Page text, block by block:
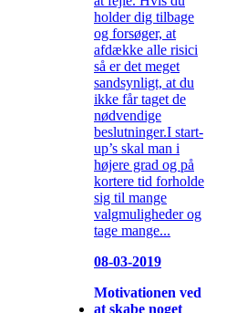
holder dig tilbage
og forsøger, at
afdække alle risici
så er det meget
sandsynligt, at du
ikke får taget de
nødvendige
beslutninger.I start-
up’s skal man i
højere grad og på
kortere tid forholde
sig til mange
valgmuligheder og
tage mange...
08-03-2019
Motivationen ved
at skabe noget